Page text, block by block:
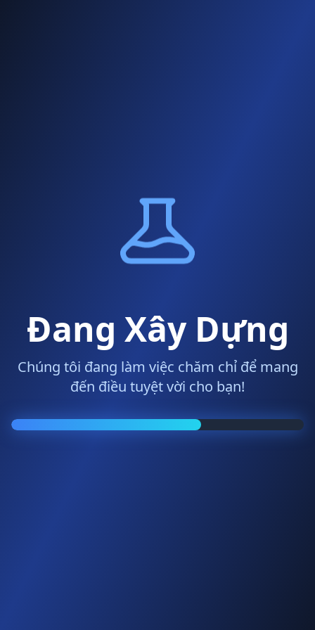
Đang Xây Dựng
Chúng tôi đang làm việc chăm chỉ để mang
đến điều tuyệt vời cho bạn!